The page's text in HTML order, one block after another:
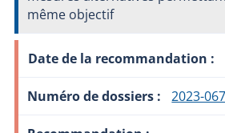
même objectif
2023-